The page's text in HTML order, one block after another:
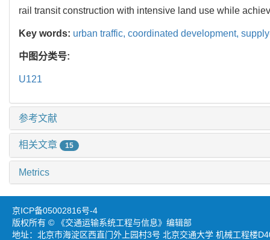
rail transit construction with intensive land use while
Key words: urban traffic, coordinated development,
中图分类号:
U121
参考文献
相关文章 15
Metrics
京ICP备05002816号-4
版权所有 © 《交通运输系统工程与信息》编辑部
地址：北京市海淀区西直门外上园村3号 北京交通大学 机械工程楼